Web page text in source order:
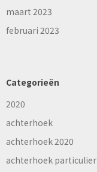
maart 2023
februari 2023
Categorieën
2020
achterhoek
achterhoek 2020
achterhoek particulier